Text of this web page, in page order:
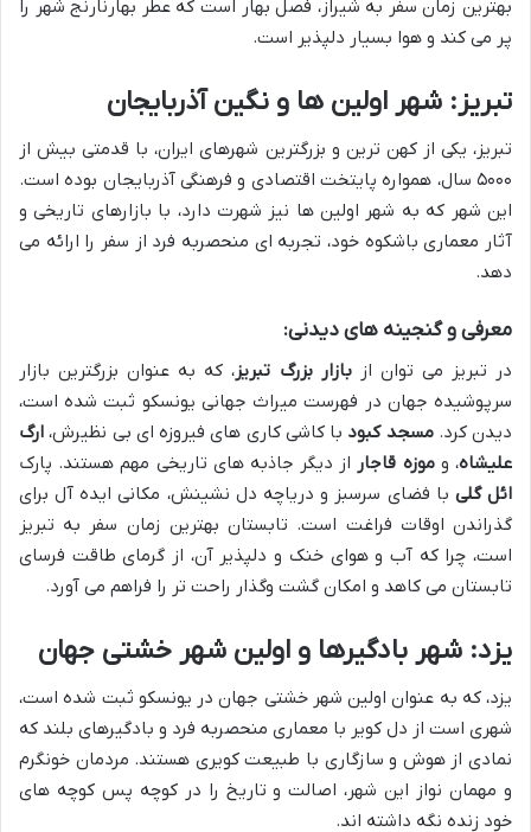
بهترین زمان سفر به شیراز، فصل بهار است که عطر بهارنارنج شهر را
پر می کند و هوا بسیار دلپذیر است.
تبریز: شهر اولین ها و نگین آذربایجان
تبریز، یکی از کهن ترین و بزرگترین شهرهای ایران، با قدمتی بیش از
۵۰۰۰ سال، همواره پایتخت اقتصادی و فرهنگی آذربایجان بوده است.
این شهر که به شهر اولین ها نیز شهرت دارد، با بازارهای تاریخی و
آثار معماری باشکوه خود، تجربه ای منحصربه فرد از سفر را ارائه می
دهد.
معرفی و گنجینه های دیدنی:
در تبریز می توان ازبازار بزرگ تبریز، که به عنوان بزرگترین بازار
سرپوشیده جهان در فهرست میراث جهانی یونسکو ثبت شده است،
دیدن کرد.مسجد کبود با کاشی کاری های فیروزه ای بی نظیرش، ارگ
علیشاه، وموزه قاجار از دیگر جاذبه های تاریخی مهم هستند. پارک
ائل گلی با فضای سرسبز و دریاچه دل نشینش، مکانی ایده آل برای
گذراندن اوقات فراغت است. تابستان بهترین زمان سفر به تبریز
است، چرا که آب و هوای خنک و دلپذیر آن، از گرمای طاقت فرسای
تابستان می کاهد و امکان گشت وگذار راحت تر را فراهم می آورد.
یزد: شهر بادگیرها و اولین شهر خشتی جهان
یزد، که به عنوان اولین شهر خشتی جهان در یونسکو ثبت شده است،
شهری است از دل کویر با معماری منحصربه فرد و بادگیرهای بلند که
نمادی از هوش و سازگاری با طبیعت کویری هستند. مردمان خونگرم
و مهمان نواز این شهر، اصالت و تاریخ را در کوچه پس کوچه های
خود زنده نگه داشته اند.